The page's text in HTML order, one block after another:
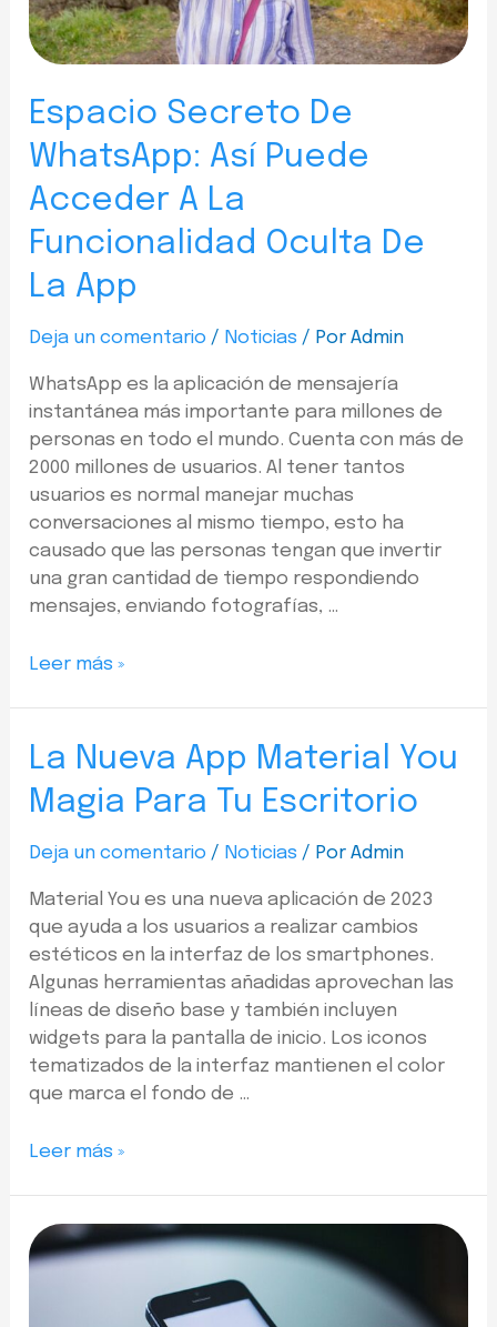
Espacio Secreto De
WhatsApp: Así Puede
Acceder A La
Funcionalidad Oculta De
La App
Deja un comentario / Noticias / PorAdmin
WhatsApp es la aplicación de mensajería
instantánea más importante para millones de
personas en todo el mundo. Cuenta con más de
2000 millones de usuarios. Al tener tantos
usuarios es normal manejar muchas
conversaciones al mismo tiempo, esto ha
causado que las personas tengan que invertir
una gran cantidad de tiempo respondiendo
mensajes, enviando fotografías, …
Leer más »
La Nueva App Material You
Magia Para Tu Escritorio
Deja un comentario / Noticias / PorAdmin
Material You es una nueva aplicación de 2023
que ayuda a los usuarios a realizar cambios
estéticos en la interfaz de los smartphones.
Algunas herramientas añadidas aprovechan las
líneas de diseño base y también incluyen
widgets para la pantalla de inicio. Los iconos
tematizados de la interfaz mantienen el color
que marca el fondo de …
Leer más »